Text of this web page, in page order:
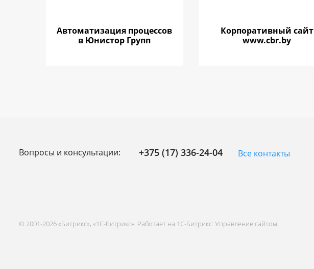
Автоматизация процессов
в Юнистор Групп
Корпоративный сайт
www.cbr.by
Вопросы и консультации: +375 (17) 336-24-04 Все контакты
© 2001-2026 «Битрикс», «1С-Битрикс». Работает на 1С-Битрикс: Управление сайтом.